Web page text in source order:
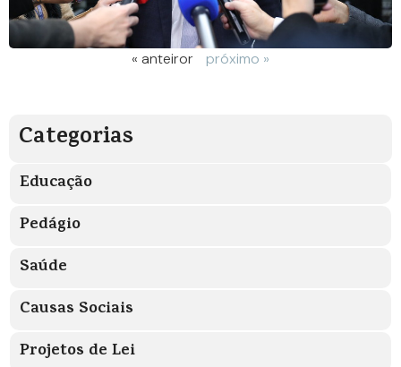
« anteiror próximo »
Categorias
Educação
Pedágio
Saúde
Causas Sociais
Projetos de Lei